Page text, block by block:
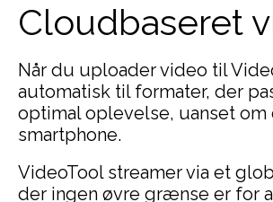
Cloudbaseret
Når du uploader video til
automatisk til formater, der
optimal oplevelse, uanset
smartphone.
VideoTool streamer via et
der ingen øvre grænse er for